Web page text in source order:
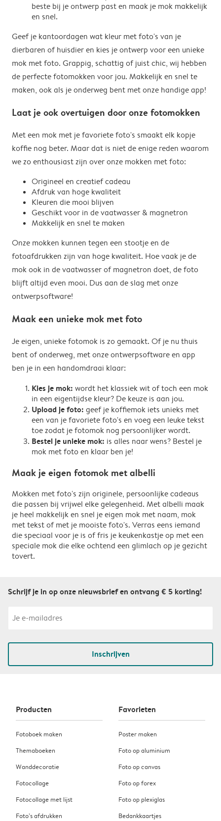
beste bij je ontwerp past en maak je mok makkelijk
en snel.
Geef je kantoordagen wat kleur met foto's van je
dierbaren of huisdier en kies je ontwerp voor een unieke
mok met foto. Grappig, schattig of juist chic, wij hebben
de perfecte fotomokken voor jou. Makkelijk en snel te
maken, ook als je onderweg bent met onze handige app!
Laat je ook overtuigen door onze fotomokken
Met een mok met je favoriete foto's smaakt elk kopje
koffie nog beter. Maar dat is niet de enige reden waarom
we zo enthousiast zijn over onze mokken met foto:
Origineel en creatief cadeau
Afdruk van hoge kwaliteit
Kleuren die mooi blijven
Geschikt voor in de vaatwasser & magnetron
Makkelijk en snel te maken
Onze mokken kunnen tegen een stootje en de
fotoafdrukken zijn van hoge kwaliteit. Hoe vaak je de
mok ook in de vaatwasser of magnetron doet, de foto
blijft altijd even mooi. Dus aan de slag met onze
ontwerpsoftware!
Maak een unieke mok met foto
Je eigen, unieke fotomok is zo gemaakt. Of je nu thuis
bent of onderweg, met onze ontwerpsoftware en app
ben je in een handomdraai klaar:
Kies je mok: wordt het klassiek wit of toch een mok
in een eigentijdse kleur? De keuze is aan jou.
Upload je foto: geef je koffiemok iets unieks met
een van je favoriete foto's en voeg een leuke tekst
toe zodat je fotomok nog persoonlijker wordt.
Bestel je unieke mok: is alles naar wens? Bestel je
mok met foto en klaar ben je!
Maak je eigen fotomok met albelli
Mokken met foto's zijn originele, persoonlijke cadeaus
die passen bij vrijwel elke gelegenheid. Met albelli maak
je heel makkelijk en snel je eigen mok met naam, mok
met tekst of met je mooiste foto's. Verras eens iemand
die speciaal voor je is of fris je keukenkastje op met een
speciale mok die elke ochtend een glimlach op je gezicht
tovert.
Schrijf je in op onze nieuwsbrief en ontvang € 5 korting!
Inschrijven
Producten
Fotoboek maken
Themaboeken
Wanddecoratie
Fotocollage
Fotocollage met lijst
Foto’s afdrukken
Favorieten
Poster maken
Foto op aluminium
Foto op canvas
Foto op forex
Foto op plexiglas
Bedankkaartjes